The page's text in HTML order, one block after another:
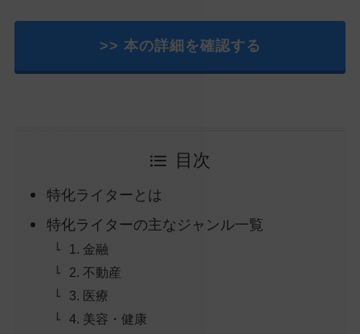
>> 本の詳細を確認する
目次
特化ライターとは
特化ライターの主なジャンル一覧
1. 金融
2. 不動産
3. 医療
4. 美容・健康